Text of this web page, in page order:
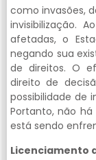
como invasões,
invisibilização.
afetadas, o
negando sua
de direitos. O
direito de
possibilidade de
Portanto, não
está sendo
Licenciamento